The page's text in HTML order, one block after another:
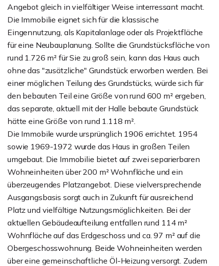
Angebot gleich in vielfältiger Weise interressant macht.
Die Immobilie eignet sich für die klassische
Eingennutzung, als Kapitalanlage oder als Projektfläche
für eine Neubauplanung. Sollte die Grundstücksfläche von
rund 1.726 m² für Sie zu groß sein, kann das Haus auch
ohne das "zusätzliche" Grundstück erworben werden. Bei
einer möglichen Teilung des Grundstücks, würde sich für
den bebauten Teil eine Größe von rund 600 m² ergeben,
das separate, aktuell mit der Halle bebaute Grundstück
hätte eine Größe von rund 1.118 m².
Die Immobile wurde ursprünglich 1906 errichtet. 1954
sowie 1969-1972 wurde das Haus in großen Teilen
umgebaut. Die Immobilie bietet auf zwei separierbaren
Wohneinheiten über 200 m² Wohnfläche und ein
überzeugendes Platzangebot. Diese vielversprechende
Ausgangsbasis sorgt auch in Zukunft für ausreichend
Platz und vielfältige Nutzungsmöglichkeiten. Bei der
aktuellen Gebäudeaufteilung entfallen rund 114 m²
Wohnfläche auf das Erdgeschoss und ca. 97 m² auf die
Obergeschosswohnung. Beide Wohneinheiten werden
über eine gemeinschaftliche Öl-Heizung versorgt. Zudem